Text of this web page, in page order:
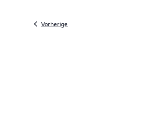
Vorherige